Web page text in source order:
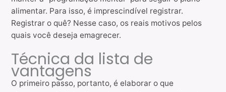
alimentar. Para isso, é imprescindível registrar.
Registrar o quê? Nesse caso, os reais motivos pelos
quais você deseja emagrecer.
Técnica da lista de
vantagens
O primeiro passo, portanto, é elaborar o que